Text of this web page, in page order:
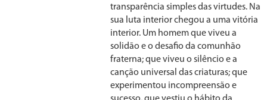
transparência simples das virtudes. Na
sua luta interior chegou a uma vitória
interior. Um homem que viveu a
solidão e o desafio da comunhão
fraterna; que viveu o silêncio e a
canção universal das criaturas; que
experimentou incompreensão e